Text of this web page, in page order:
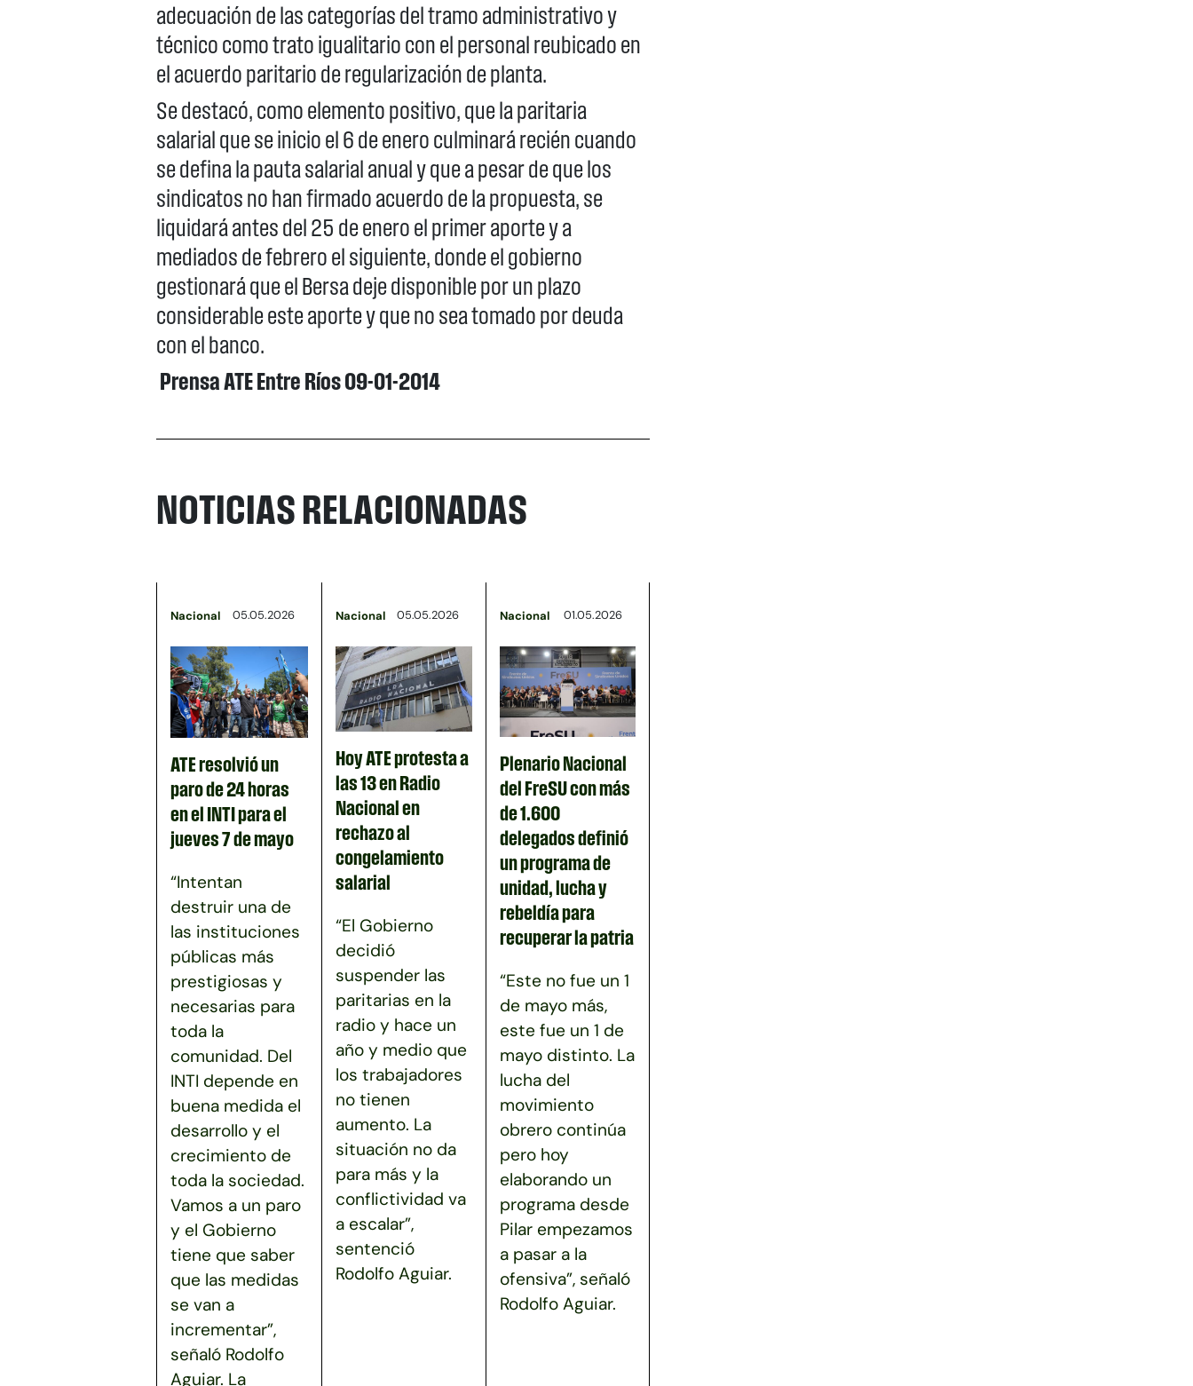
adecuación de las categorías del tramo administrativo y
técnico como trato igualitario con el personal reubicado en
el acuerdo paritario de regularización de planta.
Se destacó, como elemento positivo, que la paritaria
salarial que se inicio el 6 de enero culminará recién cuando
se defina la pauta salarial anual y que a pesar de que los
sindicatos no han firmado acuerdo de la propuesta, se
liquidará antes del 25 de enero el primer aporte y a
mediados de febrero el siguiente, donde el gobierno
gestionará que el Bersa deje disponible por un plazo
considerable este aporte y que no sea tomado por deuda
con el banco.
Prensa ATE Entre Ríos 09-01-2014
NOTICIAS RELACIONADAS
Nacional 05.05.2026
ATE resolvió un
paro de 24 horas
en el INTI para el
jueves 7 de mayo
“Intentan
destruir una de
las instituciones
públicas más
prestigiosas y
necesarias para
toda la
comunidad. Del
INTI depende en
buena medida el
desarrollo y el
crecimiento de
toda la sociedad.
Vamos a un paro
y el Gobierno
tiene que saber
que las medidas
se van a
incrementar”,
señaló Rodolfo
Aguiar. La
Nacional 05.05.2026
Hoy ATE protesta a
las 13 en Radio
Nacional en
rechazo al
congelamiento
salarial
“El Gobierno
decidió
suspender las
paritarias en la
radio y hace un
año y medio que
los trabajadores
no tienen
aumento. La
situación no da
para más y la
conflictividad va
a escalar”,
sentenció
Rodolfo Aguiar.
Nacional 01.05.2026
Plenario Nacional
del FreSU con más
de 1.600
delegados definió
un programa de
unidad, lucha y
rebeldía para
recuperar la patria
“Este no fue un 1
de mayo más,
este fue un 1 de
mayo distinto. La
lucha del
movimiento
obrero continúa
pero hoy
elaborando un
programa desde
Pilar empezamos
a pasar a la
ofensiva”, señaló
Rodolfo Aguiar.